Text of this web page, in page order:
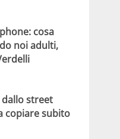
cosa
noi adulti,
street
copiare subito